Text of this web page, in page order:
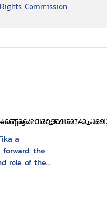
Commission
a
forward: the
role of the